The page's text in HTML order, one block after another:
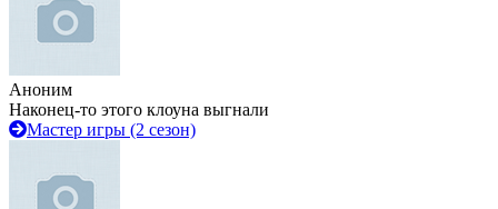
Аноним
Наконец-то этого клоуна выгнали
Мастер игры (2 сезон)